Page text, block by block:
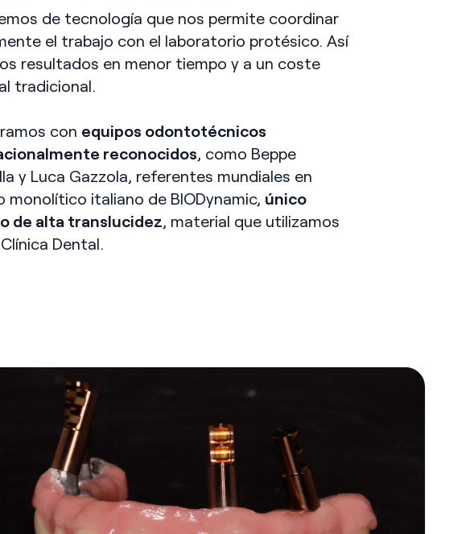
de tecnología que nos permite coordinar
el trabajo con el laboratorio protésico. Así
resultados en menor tiempo y a un coste
tradicional.
con equipos odontotécnicos
reconocidos, como Beppe
y Luca Gazzola, referentes mundiales en
monolítico italiano de BIODynamic, único
de alta translucidez, material que utilizamos
Dental.